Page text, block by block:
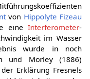
von Hippolyte Fizeau
eineInterferometer-
im Wasser
wurde in noch
und Morley (1886)
Erklärung Fresnels